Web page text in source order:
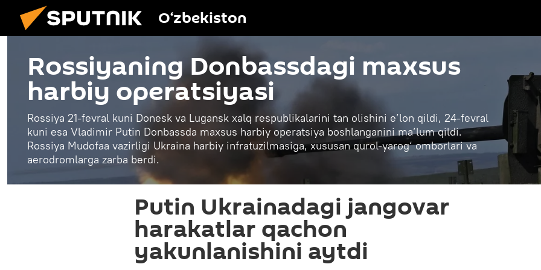
O‘zbekiston
Rossiyaning Donbassdagi maxsus
harbiy operatsiyasi
Rossiya 21-fevral kuni Donesk va Lugansk xalq respublikalarini tan olishini e’lon qildi, 24-fevral
kuni esa Vladimir Putin Donbassda maxsus harbiy operatsiya boshlanganini ma’lum qildi.
Rossiya Mudofaa vazirligi Ukraina harbiy infratuzilmasiga, xususan qurol-yarog‘ omborlari va
aerodromlarga zarba berdi.
Putin Ukrainadagi jangovar
harakatlar qachon
yakunlanishini aytdi